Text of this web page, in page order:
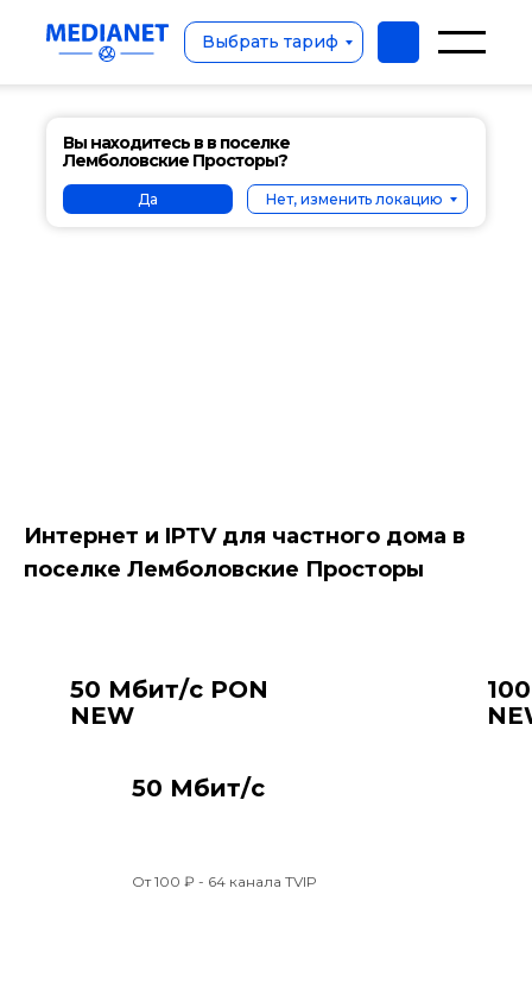
Выбрать тариф
Да Нет, изменить локацию
Вы находитесь в в поселке
Лемболовские Просторы?
Интернет и IPTV для частного дома в
поселке Лемболовские Просторы
50 Мбит/с
50 Мбит/с PON
NEW
От 100 ₽ - 64 канала TVIP